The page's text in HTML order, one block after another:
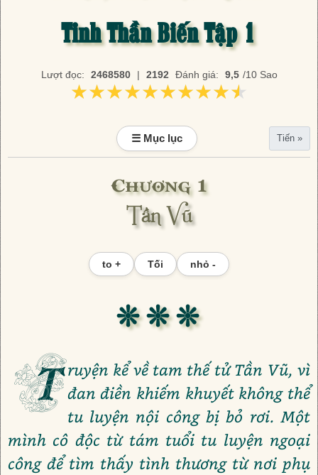
Tinh Thần Biến Tập 1
Lượt đọc: 2468580 | 2192 Đánh giá: 9,5 /10 Sao
★★★★★★★★★★
★★★★★★★★★★
☰ Mục lục Tiến »
Chương 1
Tần Vũ
to + Tối nhỏ -
❊ ❊ ❊
T ruyện kể về tam thế tử Tần Vũ, vì
đan điền khiếm khuyết không thể
tu luyện nội công bị bỏ rơi. Một
mình cô độc từ tám tuổi tu luyện ngoại
công để tìm thấy tình thương từ nơi phụ